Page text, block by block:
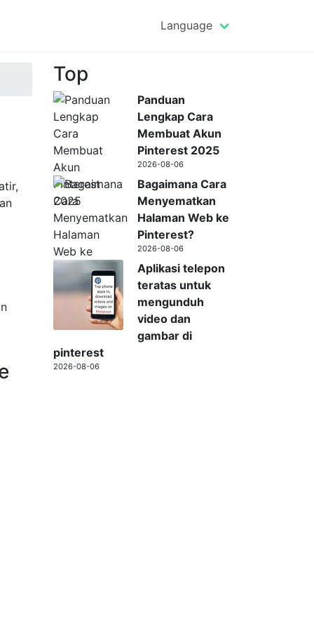
Language
Top
Panduan
Lengkap Cara
Membuat Akun
Pinterest 2025
2026-08-06
Bagaimana Cara
Menyematkan
Halaman Web ke
Pinterest?
2026-08-06
Aplikasi telepon
teratas untuk
mengunduh
video dan
gambar di
pinterest
2026-08-06